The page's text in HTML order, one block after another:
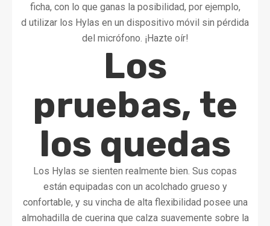
ficha, con lo que ganas la posibilidad, por ejemplo,
d utilizar los Hylas en un dispositivo móvil sin pérdida
del micrófono. ¡Hazte oír!
Los
pruebas, te
los quedas
Los Hylas se sienten realmente bien. Sus copas
están equipadas con un acolchado grueso y
confortable, y su vincha de alta flexibilidad posee una
almohadilla de cuerina que calza suavemente sobre la